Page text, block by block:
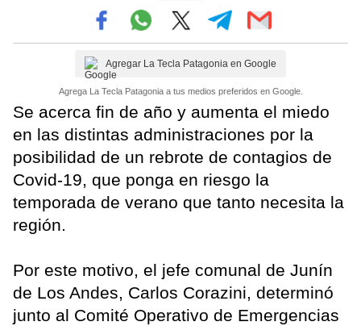
Agregar La Tecla Patagonia en Google
Agrega La Tecla Patagonia a tus medios preferidos en Google.
Se acerca fin de año y aumenta el miedo
en las distintas administraciones por la
posibilidad de un rebrote de contagios de
Covid-19, que ponga en riesgo la
temporada de verano que tanto necesita la
región.
Por este motivo, el jefe comunal de Junín
de Los Andes, Carlos Corazini, determinó
junto al Comité Operativo de Emergencias